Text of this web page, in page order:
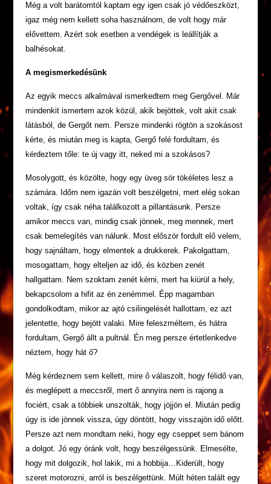
Még a volt barátomtól kaptam egy igen csak jó védőeszközt,
igaz még nem kellett soha használnom, de volt hogy már
elővettem. Azért sok esetben a vendégek is leállítják a
balhésokat.
A megismerkedésünk
Az egyik meccs alkalmával ismerkedtem meg Gergővel. Már
mindenkit ismertem azok közül, akik bejöttek, volt akit csak
látásból, de Gergőt nem. Persze mindenki rögtön a szokásost
kérte, és miután meg is kapta, Gergő felé fordultam, és
kérdeztem tőle: te új vagy itt, neked mi a szokásos?
Mosolygott, és közölte, hogy egy üveg sör tökéletes lesz a
számára. Időm nem igazán volt beszélgetni, mert elég sokan
voltak, így csak néha találkozott a pillantásunk. Persze
amikor meccs van, mindig csak jönnek, meg mennek, mert
csak bemelegítés van nálunk. Most először fordult elő velem,
hogy sajnáltam, hogy elmentek a drukkerek. Pakolgattam,
mosogattam, hogy elteljen az idő, és közben zenét
hallgattam. Nem szoktam zenét kérni, mert ha kiürül a hely,
bekapcsolom a hifit az én zenémmel. Épp magamban
gondolkodtam, mikor az ajtó csilingelését hallottam, ez azt
jelentette, hogy bejött valaki. Mire feleszméltem, és hátra
fordultam, Gergő állt a pultnál. Én meg persze értetlenkedve
néztem, hogy hát ő?
Még kérdeznem sem kellett, mire ő válaszolt, hogy félidő van,
és meglépett a meccsről, mert ő annyira nem is rajong a
fociért, csak a többiek unszolták, hogy jöjjön el. Miután pedig
úgy is ide jönnek vissza, úgy döntött, hogy visszajön idő előtt.
Persze azt nem mondtam neki, hogy egy cseppet sem bánom
a dolgot. Jó egy óránk volt, hogy beszélgessünk. Elmesélte,
hogy mit dolgozik, hol lakik, mi a hobbija…Kiderült, hogy
szeret motorozni, arról is beszélgettünk. Múlt héten talált egy